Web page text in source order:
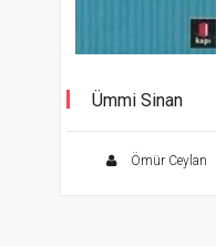
Ümmi Sinan
Ömür Ceylan